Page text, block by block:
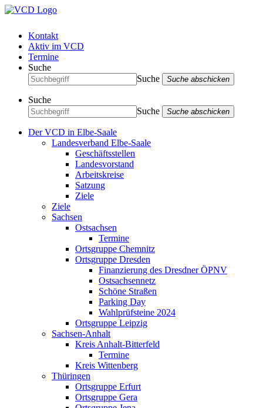
Kontakt
Aktiv im VCD
Termine
Suche
Suche
Suche abschicken
Suche
Suche
Suche abschicken
Der VCD in Elbe-Saale
Landesverband Elbe-Saale
Geschäftsstellen
Landesvorstand
Arbeitskreise
Satzung
Ziele
Ziele
Sachsen
Ostsachsen
Termine
Ortsgruppe Chemnitz
Ortsgruppe Dresden
Finanzierung des Dresdner ÖPNV
Ostsachsennetz
Schöne Straßen
Parking Day
Wahlprüfsteine 2024
Ortsgruppe Leipzig
Sachsen-Anhalt
Kreis Anhalt-Bitterfeld
Termine
Kreis Wittenberg
Thüringen
Ortsgruppe Erfurt
Ortsgruppe Gera